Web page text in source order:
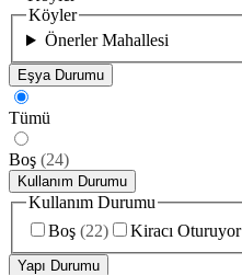
Köyler
Önerler Mahallesi
Eşya Durumu
Tümü
Boş (24)
Kullanım Durumu
Kullanım Durumu
Boş (22) Kiracı Oturuyor
Yapı Durumu